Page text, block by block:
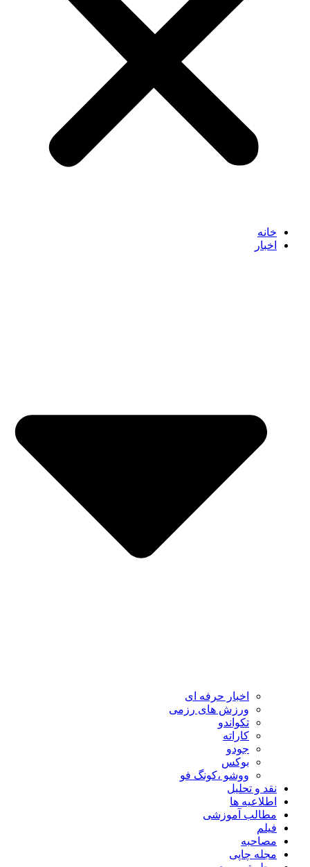
خانه
اخبار
اخبار حرفه ای
ورزش های رزمی
تکواندو
کاراته
جودو
بوکس
ووشو ،کونگ فو
نقد و تحلیل
اطلاعیه ها
مطالب آموزشی
فیلم
مصاحبه
مجله چاپی